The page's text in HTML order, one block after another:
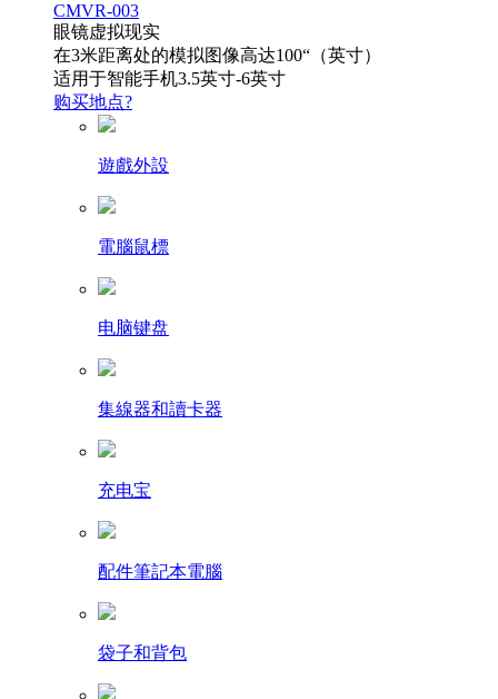
CMVR-003
眼镜虚拟现实
在3米距离处的模拟图像高达100“（英寸）
适用于智能手机3.5英寸-6英寸
购买地点?
遊戲外設
電腦鼠標
电脑键盘
集線器和讀卡器
充电宝
配件筆記本電腦
袋子和背包